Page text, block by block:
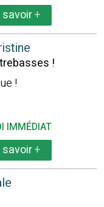
savoir+
!
!
IMMÉDIAT
savoir+